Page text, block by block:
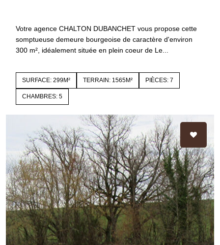
Votre agence CHALTON DUBANCHET vous propose cette
somptueuse demeure bourgeoise de caractère d'environ
300 m², idéalement située en plein coeur de Le...
SURFACE: 299M² TERRAIN: 1565M² PIÈCES: 7
CHAMBRES: 5